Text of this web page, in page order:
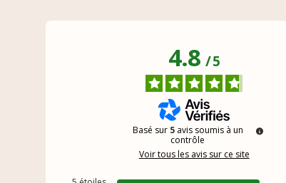
4.8/5
Basé sur 5 avis soumis à un
contrôle
Voir tous les avis sur ce site